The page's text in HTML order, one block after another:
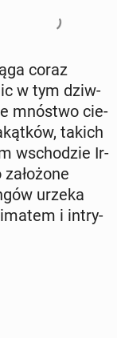
coraz
w tym dziw­
mnóstwo cie­
takich
wscho­dzie Ir­
urzeka
i in­try­